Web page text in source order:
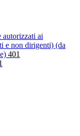
ai
e non dirigenti) (da
401